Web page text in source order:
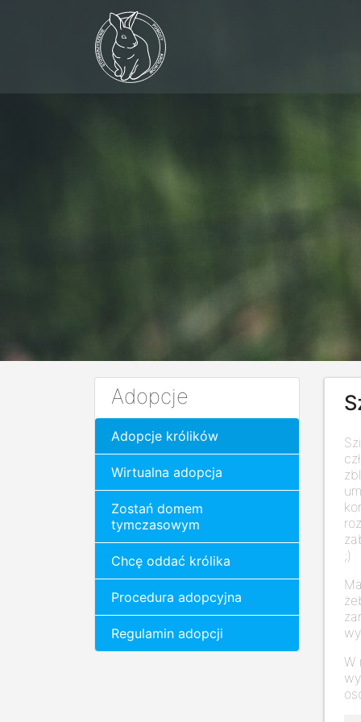
Adopcje
Adopcje królików
Wirtualna adopcja
Zostań domem
tymczasowym
Chcę oddać królika
Procedura adopcyjna
Regulamin adopcji
;)
W